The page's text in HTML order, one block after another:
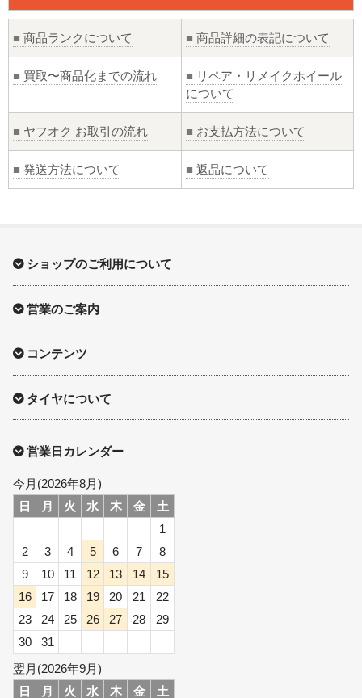
■ 商品ランクについて ■ 商品詳細の表記について
■ 買取〜商品化までの流れ ■ リペア・リメイクホイール
について
■ ヤフオク お取引の流れ ■ お支払方法について
■ 発送方法について ■ 返品について
ショップのご利用について
営業のご案内
コンテンツ
タイヤについて
営業日カレンダー
今月(2026年8月)
日
月 火 水 木 金
土
1
2
3 4 5 6 7
8
9
10 11 12 13 14
15
16
17 18 19 20 21
22
23
24 25 26 27 28
29
30
31
翌月(2026年9月)
日
月 火 水 木 金 土